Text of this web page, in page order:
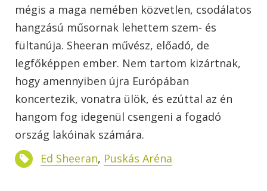
mégis a maga nemében közvetlen, csodálatos
hangzású műsornak lehettem szem- és
fültanúja. Sheeran művész, előadó, de
legfőképpen ember. Nem tartom kizártnak,
hogy amennyiben újra Európában
koncertezik, vonatra ülök, és ezúttal az én
hangom fog idegenül csengeni a fogadó
ország lakóinak számára.
Ed Sheeran, Puskás Aréna